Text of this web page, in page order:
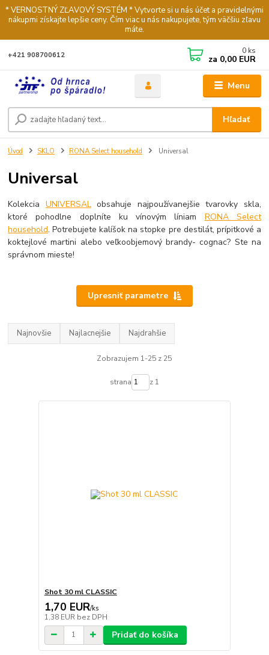
* VERNOSTNÝ ZĽAVOVÝ SYSTÉM * Vytvorte si u nás účet a pravidelnými
nákupmi získajte lepšie ceny. Čím viac u nás nakupujete, tým väčšiu zľavu
máte.
Menu
Hľadať
+421 908700612 0 ks
za 0,00 EUR
Úvod SKLO RONA Select household Universal
Universal
Kolekcia UNIVERSALobsahuje najpoužívanejšie tvarovky skla,
ktoré pohodlne doplníte ku vínovým líniam RONA Select
household. Potrebujete kalíšok na stopke pre destilát, prípitkové a
koktejlové martini alebo veľkoobjemový brandy- cognac? Ste na
správnom mieste!
Upresniť parametre
Najnovšie Najlacnejšie Najdrahšie
Zobrazujem 1-25 z 25
strana z 1
Shot 30 ml CLASSIC
1,70 EUR/ks
1,38 EUR bez DPH
Pridať do košíka